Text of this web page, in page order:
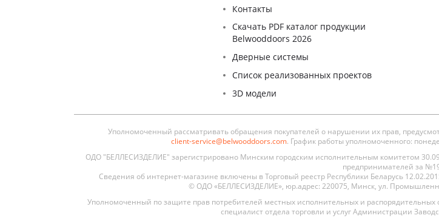
Контакты
Скачать PDF каталог продукции
Belwooddoors 2026
Дверные системы
Список реализованных проектов
3D модели
Уполномоченный рассматривать обращения покупателей о нарушении их прав,
client-service@belwooddoors.com. График работы уполномоченного:
ОДО "БЕЛЛЕСИЗДЕЛИЕ" зарегистрировано Минским городским исполнительным комитетом
предпринимателей за
Сведения об интернет-магазине включены в Торговый реестр Республики Беларусь
© ОДО «БЕЛЛЕСИЗДЕЛИЕ», юр.адрес: 220075, Минск, ул.
Уполномоченный по защите прав потребителей местных исполнительных и распорядительных
специалист отдела торговли и услуг Администрации